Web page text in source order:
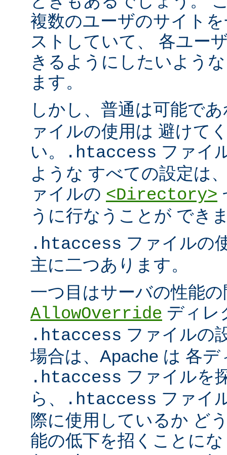
複数のユーザのサイト
ストしていて、 各ユー
きるようにしたいよう
ます。
しかし、普通は可能で
ァイルの使用は 避けて
い。
.htaccess ファイ
ような すべての設定は
ァイルの <Directory>
うに行なうことが でき
.htaccess ファイルの
主に二つあります。
一つ目はサーバの性能
AllowOverride ディレ
.htaccess ファイルの
場合は、Apache は 各
.htaccess ファイルを
ら、
.htaccess ファイ
際に使用しているか ど
能の低下を招くことに